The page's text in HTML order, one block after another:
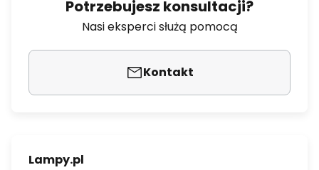
Potrzebujesz konsultacji?
Nasi eksperci służą pomocą
Kontakt
Lampy.pl